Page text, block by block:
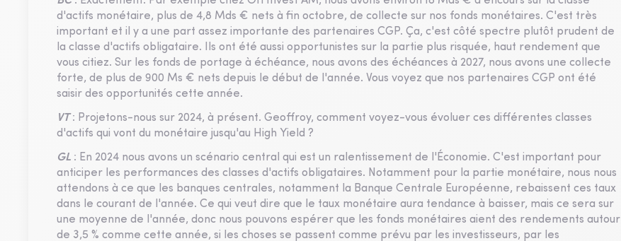
d'actifs monétaire, plus de 4,8 Mds € nets à fin octobre, de collecte sur nos fonds monétaires. C'est très
important et il y a une part assez importante des partenaires CGP. Ça, c'est côté spectre plutôt prudent de
la classe d'actifs obligataire. Ils ont été aussi opportunistes sur la partie plus risquée, haut rendement que
vous citiez. Sur les fonds de portage à échéance, nous avons des échéances à 2027, nous avons une collecte
forte, de plus de 900 Ms € nets depuis le début de l'année. Vous voyez que nos partenaires CGP ont été
saisir des opportunités cette année.
VT: Projetons-nous sur 2024, à présent. Geoffroy, comment voyez-vous évoluer ces différentes classes
d'actifs qui vont du monétaire jusqu'au High Yield ?
GL : En 2024 nous avons un scénario central qui est un ralentissement de l'Économie. C'est important pour
anticiper les performances des classes d'actifs obligataires. Notamment pour la partie monétaire, nous nous
attendons à ce que les banques centrales, notamment la Banque Centrale Européenne, rebaissent ces taux
dans le courant de l'année. Ce qui veut dire que le taux monétaire aura tendance à baisser, mais ce sera sur
une moyenne de l'année, donc nous pouvons espérer que les fonds monétaires aient des rendements autour
de 3,5 % comme cette année, si les choses se passent comme prévu par les investisseurs, par les